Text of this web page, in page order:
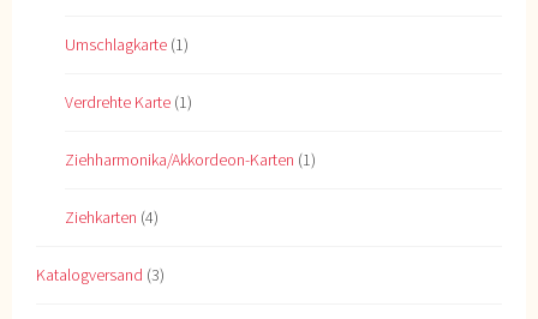
Umschlagkarte (1)
Verdrehte Karte (1)
Ziehharmonika/Akkordeon-Karten (1)
Ziehkarten (4)
Katalogversand (3)